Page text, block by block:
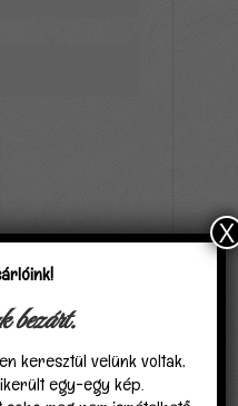
tárolja
szerint.*
bezárt.
keresztül velünk voltak,
egy-egy kép.
X